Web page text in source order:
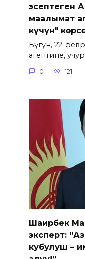
эсептеген
маалымат
күчүн"
Бүгүн, 22-
агентине,
0 121
Шаирбек
эксперт:
кубулуш –